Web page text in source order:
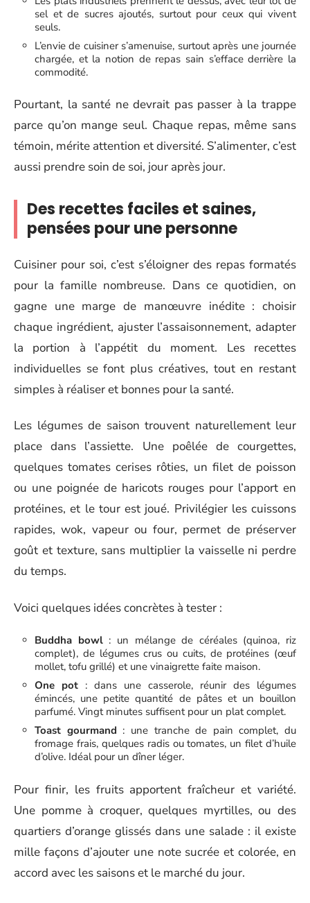
sel et de sucres ajoutés, surtout pour ceux qui vivent
seuls.
L’envie de cuisiner s’amenuise, surtout après une journée
chargée, et la notion de repas sain s’efface derrière la
commodité.
Pourtant, la santé ne devrait pas passer à la trappe
parce qu’on mange seul. Chaque repas, même sans
témoin, mérite attention et diversité. S’alimenter, c’est
aussi prendre soin de soi, jour après jour.
Des recettes faciles et saines,
pensées pour une personne
Cuisiner pour soi, c’est s’éloigner des repas formatés
pour la famille nombreuse. Dans ce quotidien, on
gagne une marge de manœuvre inédite : choisir
chaque ingrédient, ajuster l’assaisonnement, adapter
la portion à l’appétit du moment. Les recettes
individuelles se font plus créatives, tout en restant
simples à réaliser et bonnes pour la santé.
Les légumes de saison trouvent naturellement leur
place dans l’assiette. Une poêlée de courgettes,
quelques tomates cerises rôties, un filet de poisson
ou une poignée de haricots rouges pour l’apport en
protéines, et le tour est joué. Privilégier les cuissons
rapides, wok, vapeur ou four, permet de préserver
goût et texture, sans multiplier la vaisselle ni perdre
du temps.
Voici quelques idées concrètes à tester :
Buddha bowl: un mélange de céréales (quinoa, riz
complet), de légumes crus ou cuits, de protéines (œuf
mollet, tofu grillé) et une vinaigrette faite maison.
One pot : dans une casserole, réunir des légumes
émincés, une petite quantité de pâtes et un bouillon
parfumé. Vingt minutes suffisent pour un plat complet.
Toast gourmand : une tranche de pain complet, du
fromage frais, quelques radis ou tomates, un filet d’huile
d’olive. Idéal pour un dîner léger.
Pour finir, les fruits apportent fraîcheur et variété.
Une pomme à croquer, quelques myrtilles, ou des
quartiers d’orange glissés dans une salade : il existe
mille façons d’ajouter une note sucrée et colorée, en
accord avec les saisons et le marché du jour.